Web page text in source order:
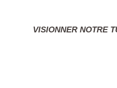
VISIONNER NOTRE